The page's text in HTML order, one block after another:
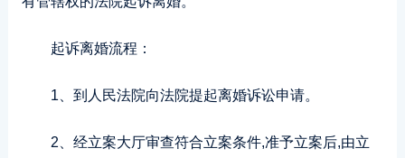
起诉离婚流程：
1、到人民法院向法院提起离婚诉讼申请。
2、经立案大厅审查符合立案条件,准予立案后,由立